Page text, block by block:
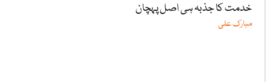
خدمت کا جذبہ ہی اصل پہچان
مبارک علی